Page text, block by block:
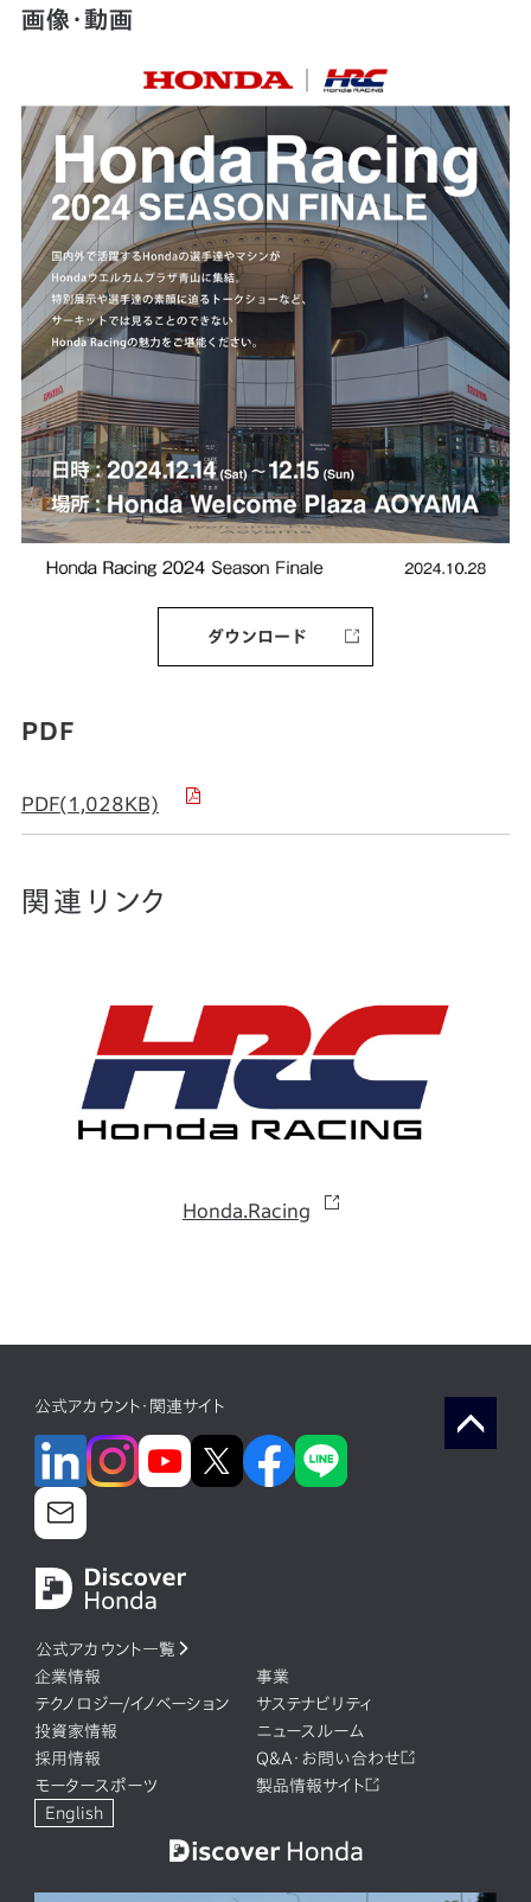
画像・動画
ダウンロード
PDF
PDF(1,028KB)
関連リンク
Honda.Racing
公式アカウント・関連サイト
公式アカウント一覧
企業情報
事業
テクノロジー/イノベーション
サステナビリティ
投資家情報
ニュースルーム
採用情報
Q&A・お問い合わせ
モータースポーツ
製品情報サイト
English